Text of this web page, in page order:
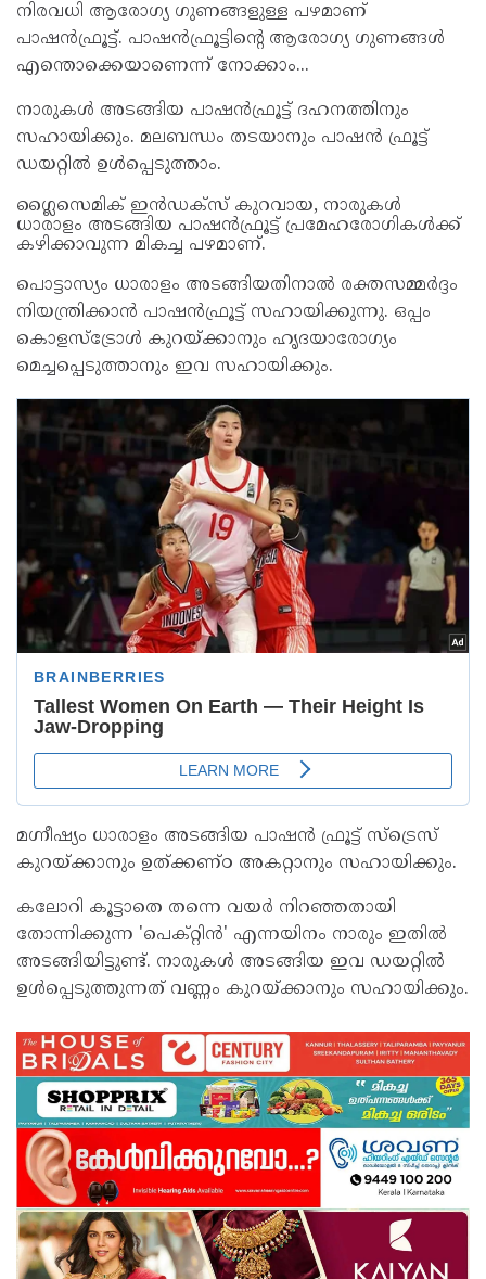
നിരവധി ആരോഗ്യ ഗുണങ്ങളുള്ള പഴമാണ്
പാഷൻഫ്രൂട്ട്. പാഷൻഫ്രൂട്ടിന്‍റെ ആരോഗ്യ ഗുണങ്ങള്‍
എന്തൊക്കെയാണെന്ന് നോക്കാം...
നാരുകൾ അടങ്ങിയ പാഷൻഫ്രൂട്ട് ദഹനത്തിനും
സഹായിക്കും. മലബന്ധം തടയാനും പാഷന്‍ ഫ്രൂട്ട്
ഡയറ്റില്‍ ഉള്‍പ്പെടുത്താം.
ഗ്ലൈസെമിക് ഇൻഡക്സ് കുറവായ, നാരുകൾ
ധാരാളം അടങ്ങിയ പാഷൻഫ്രൂട്ട് പ്രമേഹരോഗികൾക്ക്
കഴിക്കാവുന്ന മികച്ച പഴമാണ്.
പൊട്ടാസ്യം ധാരാളം അടങ്ങിയതിനാൽ രക്തസമ്മർദ്ദം
നിയന്ത്രിക്കാൻ പാഷൻഫ്രൂട്ട് സഹായിക്കുന്നു. ഒപ്പം
കൊളസ്ട്രോള്‍ കുറയ്ക്കാനും ഹൃദയാരോഗ്യം
മെച്ചപ്പെടുത്താനും ഇവ സഹായിക്കും.
മഗ്നീഷ്യം ധാരാളം അടങ്ങിയ പാഷന്‍ ഫ്രൂട്ട് സ്ട്രെസ്
കുറയ്ക്കാനും ഉത്ക്കണ്ഠ അകറ്റാനും സഹായിക്കും.
കലോറി കൂട്ടാതെ തന്നെ വയർ നിറഞ്ഞതായി
തോന്നിക്കുന്ന 'പെക്റ്റിൻ' എന്നയിനം നാരും ഇതില്‍
അടങ്ങിയിട്ടുണ്ട്. നാരുകള്‍ അടങ്ങിയ ഇവ ഡയറ്റില്‍
ഉള്‍പ്പെടുത്തുന്നത് വണ്ണം കുറയ്ക്കാനും സഹായിക്കും.